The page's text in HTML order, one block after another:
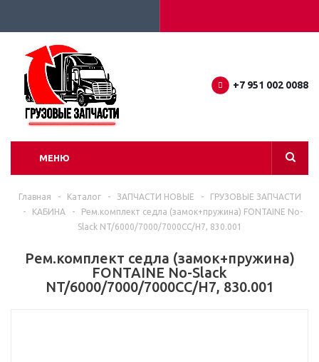
+7 951 002 0088
МЕНЮ
Главная - Каталог - ЗАПЧАСТИ НОВЫЕ -
ГРУЗОВЫЕ ЗАПЧАСТИ
-
КАБИНА -
Рем.комплект седла (замок+пружина) FONTAINE No-
Slack NT/6000/7000/7000CC/H7, 830.001
Рем.комплект седла (замок+пружина)
FONTAINE No-Slack
NT/6000/7000/7000CC/H7, 830.001